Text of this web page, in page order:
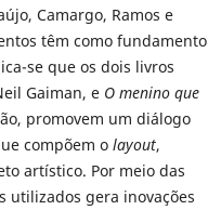
Camargo, Ramos e
têm como fundamento
se que os dois livros
Gaiman, e O menino que
promovem um diálogo
compõem o layout,
artístico. Por meio das
utilizados gera inovações